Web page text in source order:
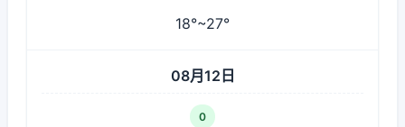
18°~27°
08月12日
0